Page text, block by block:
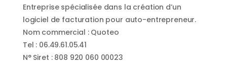
Entreprise spécialisée dans la création d’un
logiciel de facturation pour auto-entrepreneur.
Nom commercial : Quoteo
Tel : 06.49.61.05.41
N° Siret : 808 920 060 00023